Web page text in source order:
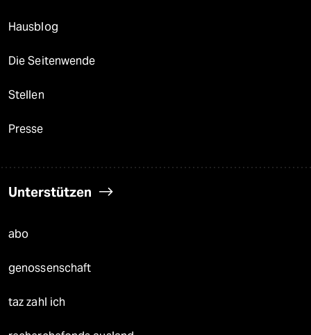
Hausblog
Die Seitenwende
Stellen
Presse
Unterstützen
abo
genossenschaft
taz zahl ich